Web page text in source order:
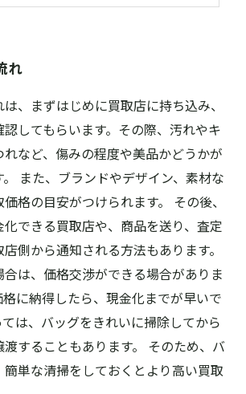
れ
、まずはじめに買取店に持ち込み、
してもらいます。その際、汚れやキ
など、傷みの程度や美品かどうかが
また、ブランドやデザイン、素材な
格の目安がつけられます。 その後、
できる買取店や、商品を送り、査定
側から通知される方法もあります。
は、価格交渉ができる場合がありま
に納得したら、現金化までが早いで
は、バッグをきれいに掃除してから
することもあります。 そのため、バ
簡単な清掃をしておくとより高い買取